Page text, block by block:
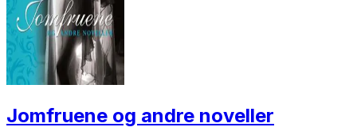
Jomfruene og andre noveller